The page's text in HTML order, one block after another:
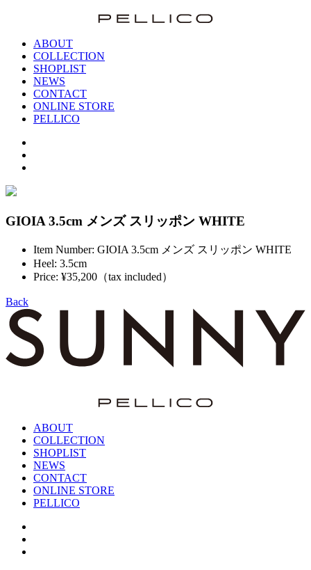
ABOUT
COLLECTION
SHOPLIST
NEWS
CONTACT
ONLINE STORE
PELLICO
GIOIA 3.5cm メンズ スリッポン WHITE
Item Number: GIOIA 3.5cm メンズ スリッポン WHITE
Heel: 3.5cm
Price: ¥35,200（tax included）
Back
ABOUT
COLLECTION
SHOPLIST
NEWS
CONTACT
ONLINE STORE
PELLICO